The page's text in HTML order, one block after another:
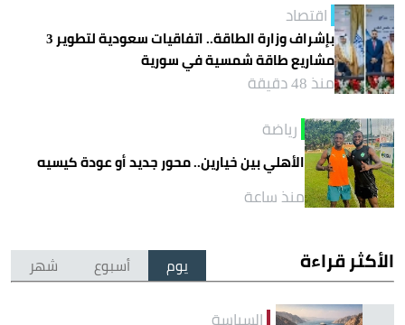
اقتصاد
بإشراف وزارة الطاقة.. اتفاقيات سعودية لتطوير 3
مشاريع طاقة شمسية في سورية
منذ 48 دقيقة
رياضة
الأهلي بين خيارين.. محور جديد أو عودة كيسيه
منذ ساعة
الأكثر قراءة يوم أسبوع شهر